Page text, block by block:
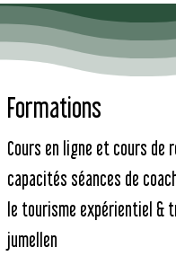
Formations
Cours en ligne et cours de
capacités séances de
le tourisme expérientiel &
jumellen